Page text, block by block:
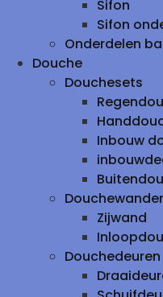
Sifon
Sifon
Onderdelen
Douche
Douchesets
Inbouw
Zijwand
Douchedeuren